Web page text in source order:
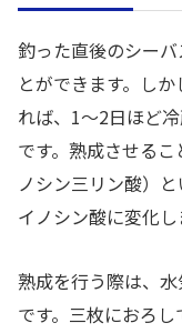
釣った直後のシー
とができます。し
れば、1〜2日ほど
です。熟成させる
ノシン三リン酸）
イノシン酸に変化し
熟成を行う際は、
です。三枚におろ